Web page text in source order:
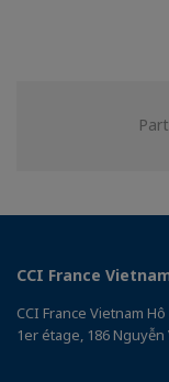
CCI France
CCI France Vietnam
1er étage, 186